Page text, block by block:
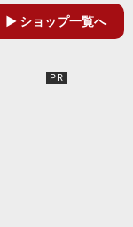
ショップ一覧へ